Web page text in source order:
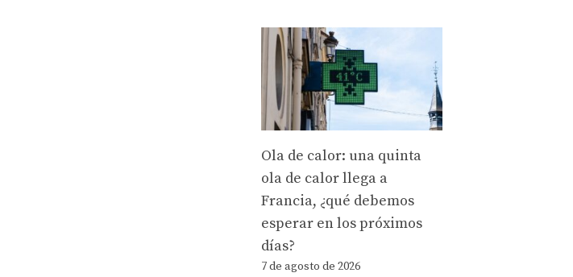
Ola de calor: una quinta
ola de calor llega a
Francia, ¿qué debemos
esperar en los próximos
días?
7 de agosto de 2026